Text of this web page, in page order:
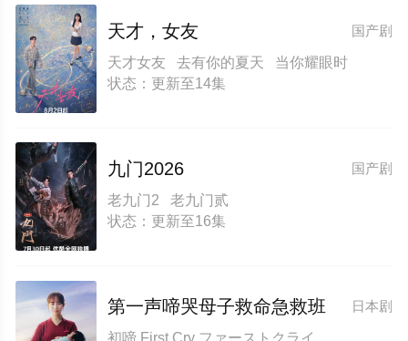
国产剧
天才，女友
天才女友 去有你的夏天 当你耀眼时
状态：更新至14集
国产剧
九门2026
老九门2 老九门贰
状态：更新至16集
日本剧
第一声啼哭母子救命急救班